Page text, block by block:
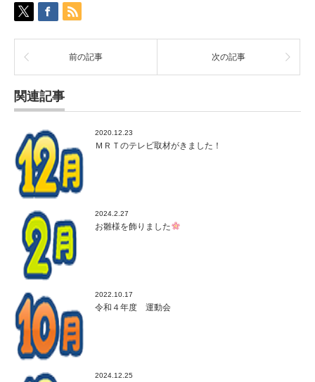
前の記事 次の記事
関連記事
2020.12.23
ＭＲＴのテレビ取材がきました！
2024.2.27
お雛様を飾りました
2022.10.17
令和４年度 運動会
2024.12.25